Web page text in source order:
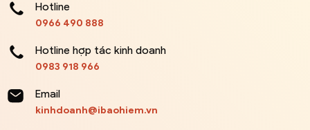
Hotline
0966 490 888
Hotline hợp tác kinh doanh
0983 918 966
Email
kinhdoanh@ibaohiem.vn